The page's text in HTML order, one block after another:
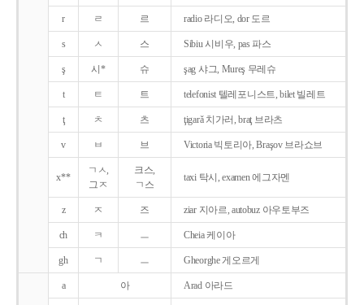
r ㄹ 르 radio 라디오, dor 도르
s ㅅ 스 Sibiu 시비우, pas 파스
ş 시* 슈 şag 샤그, Mureş 무레슈
t ㅌ 트 telefonist 텔레포니스트, bilet 빌레트
ţ ㅊ 츠 ţigarǎ 치가러, braţ 브라츠
v ㅂ 브 Victoria 빅토리아, Braşov 브라쇼브
x**
ㄱㅅ,
그ㅈ
크스,
ㄱ스
taxi 탁시, examen 에그자멘
z ㅈ 즈 ziar 지아르, autobuz 아우토부즈
ch ㅋ ㅡ Cheia 케이아
gh ㄱ ㅡ Gheorghe 게오르게
a 아 Arad 아라드